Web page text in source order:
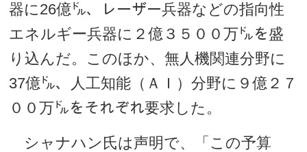
器に26億㌦、レーザー兵器などの指向性
エネルギー兵器に２億３５００万㌦を盛
り込んだ。このほか、無人機関連分野に
37億㌦、人工知能（ＡＩ）分野に９億２７
００万㌦をそれぞれ要求した。
シャナハン氏は声明で、「この予算